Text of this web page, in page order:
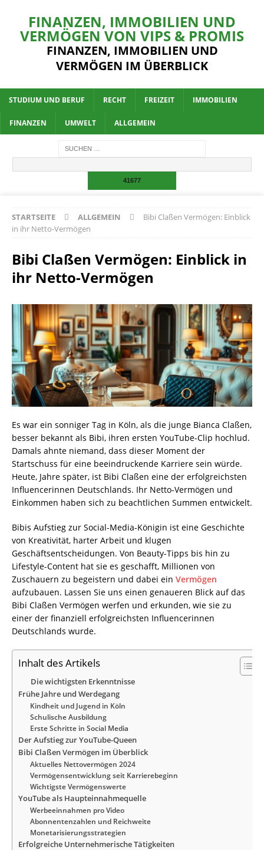
FINANZEN, IMMOBILIEN UND
VERMÖGEN VON VIPS & PROMIS
FINANZEN, IMMOBILIEN UND
VERMÖGEN IM ÜBERBLICK
STUDIUM UND BERUF RECHT FREIZEIT IMMOBILIEN
FINANZEN UMWELT ALLGEMEIN
STARTSEITE ALLGEMEIN
Bibi Claßen Vermögen: Einblick
in ihr Netto-Vermögen
Bibi Claßen Vermögen: Einblick in
ihr Netto-Vermögen
Es war ein sonniger Tag in Köln, als die junge Bianca Claßen,
besser bekannt als Bibi, ihren ersten YouTube-Clip hochlud.
Damals ahnte niemand, dass dieser Moment der
Startschuss für eine beeindruckende Karriere sein würde.
Heute, Jahre später, ist Bibi Claßen eine der erfolgreichsten
Influencerinnen Deutschlands. Ihr Netto-Vermögen und
Einkommen haben sich zu beachtlichen Summen entwickelt.
Bibis Aufstieg zur Social-Media-Königin ist eine Geschichte
von Kreativität, harter Arbeit und klugen
Geschäftsentscheidungen. Von Beauty-Tipps bis hin zu
Lifestyle-Content hat sie es geschafft, Millionen von
Zuschauern zu begeistern und dabei ein Vermögen
aufzubauen. Lassen Sie uns einen genaueren Blick auf das
Bibi Claßen Vermögen werfen und erkunden, wie sie zu
einer der finanziell erfolgreichsten Influencerinnen
Deutschlands wurde.
Inhalt des Artikels
Die wichtigsten Erkenntnisse
Frühe Jahre und Werdegang
Kindheit und Jugend in Köln
Schulische Ausbildung
Erste Schritte in Social Media
Der Aufstieg zur YouTube-Queen
Bibi Claßen Vermögen im Überblick
Aktuelles Nettovermögen 2024
Vermögensentwicklung seit Karrierebeginn
Wichtigste Vermögenswerte
YouTube als Haupteinnahmequelle
Werbeeinnahmen pro Video
Abonnentenzahlen und Reichweite
Monetarisierungsstrategien
Erfolgreiche Unternehmerische Tätigkeiten